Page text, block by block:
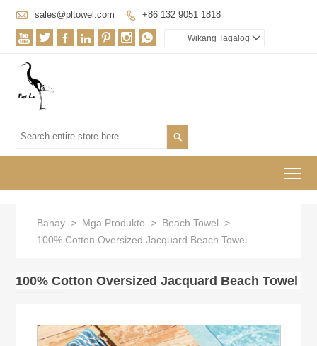
 sales@pltowel.com  +86 132 9051 1818
       Wikang Tagalog 

Bahay > Mga Produkto > Beach Towel >
100% Cotton Oversized Jacquard Beach Towel
100% Cotton Oversized Jacquard Beach Towel